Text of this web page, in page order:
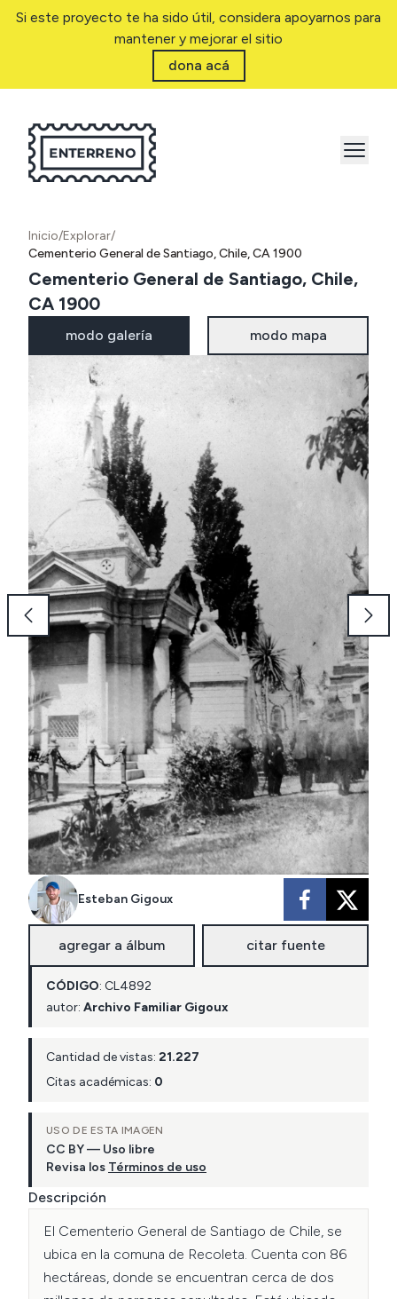
Si este proyecto te ha sido útil, considera apoyarnos para
mantener y mejorar el sitio
dona acá
Inicio/Explorar/
Cementerio General de Santiago, Chile, CA 1900
Cementerio General de Santiago, Chile,
CA 1900
modo galería modo mapa
Esteban Gigoux
agregar a álbum citar fuente
CÓDIGO: CL4892
autor: Archivo Familiar Gigoux
Cantidad de vistas: 21.227
Citas académicas: 0
USO DE ESTA IMAGEN
CC BY — Uso libre
Revisa los Términos de uso
Descripción
El Cementerio General de Santiago de Chile, se
ubica en la comuna de Recoleta. Cuenta con 86
hectáreas, donde se encuentran cerca de dos